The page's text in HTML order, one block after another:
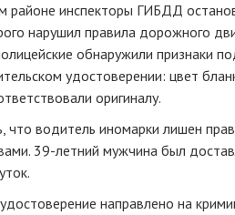
районе инспекторы ГИБДД
нарушил правила дорожного
обнаружили признаки
удостоверении: цвет
оригиналу.
что водитель иномарки лишен
39-летний мужчина был
направлено на